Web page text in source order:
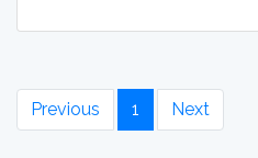
Previous 1 Next